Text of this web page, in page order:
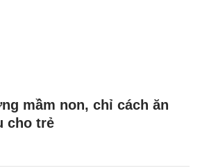
mầm non, chỉ cách ăn
cho trẻ